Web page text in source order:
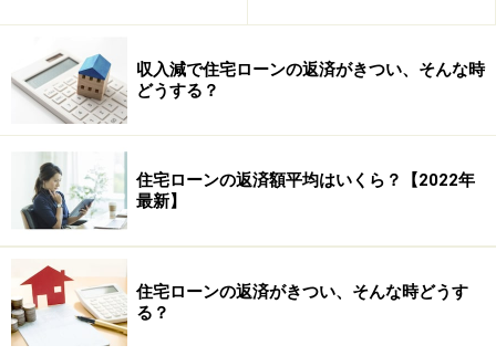
になります。
特に住宅ローン返済のはじめのころは返済額（先ほどの
例だと11万5455円／月）に占める利息の割合が多いた
め、繰り上げ返済することで元本が減り、それに伴う利
息が減るという効果がより高くなるわけです。
住宅ローンを早く完済するために必要なことの一つはそ
の仕組みを知ることです。
収入減で住宅ローンの返済がきつい、そんな時
どうする？
住宅ローンの返済額平均はいくら？【2022年
最新】
住宅ローンの返済がきつい、そんな時どうす
る？